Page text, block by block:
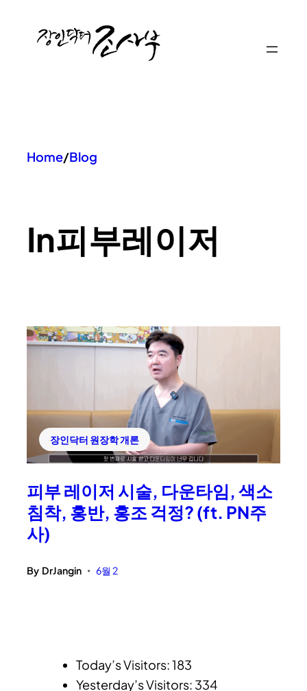
Home/Blog
In피부레이저
장인닥터 원장학 개론
피부 레이저 시술, 다운타임, 색소
침착, 홍반, 홍조 걱정? (ft. PN주
사)
By DrJangin • 6월 2
Today’s Visitors:183
Yesterday’s Visitors: 334